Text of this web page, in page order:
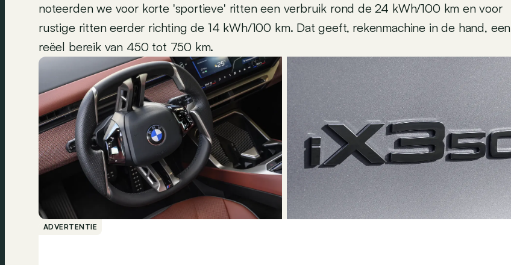
noteerden we voor korte 'sportieve' ritten een verbruik rond de 24 kWh/100 km en voor
rustige ritten eerder richting de 14 kWh/100 km. Dat geeft, rekenmachine in de hand, een
reëel bereik van 450 tot 750 km.
ADVERTENTIE